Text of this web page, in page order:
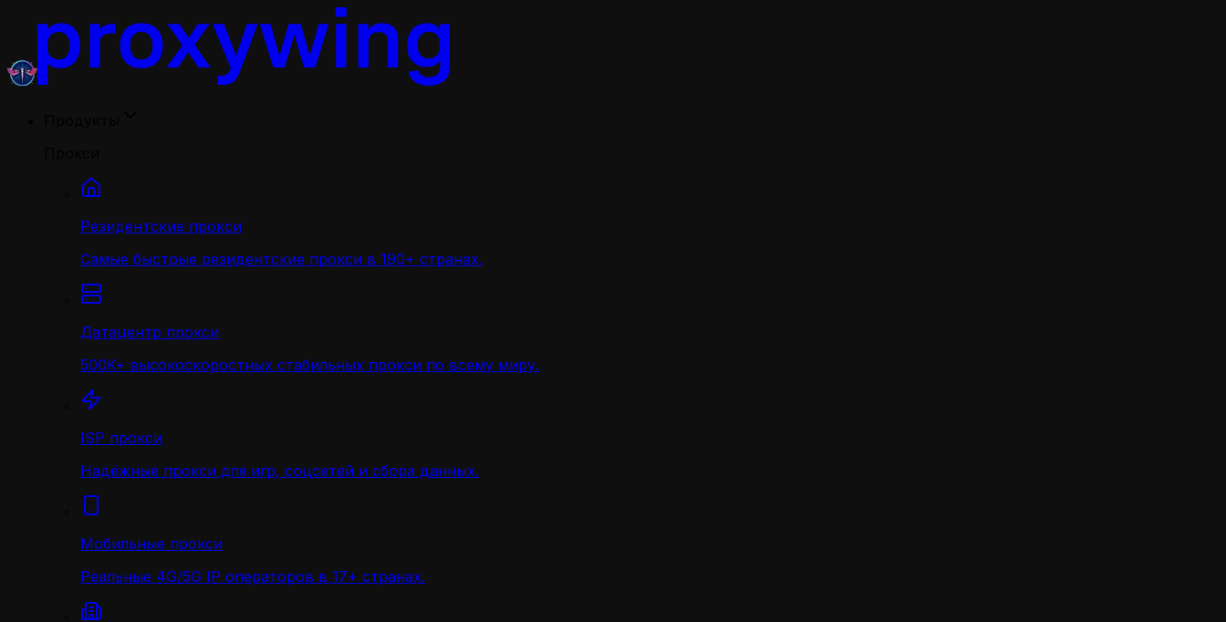
Резидентские прокси
Самые быстрые резидентские прокси в 190+ странах.
Датацентр прокси
500K+ высокоскоростных стабильных прокси по всему миру.
ISP прокси
Надёжные прокси для игр, соцсетей и сбора данных.
Мобильные прокси
Реальные 4G/5G IP операторов в 17+ странах.